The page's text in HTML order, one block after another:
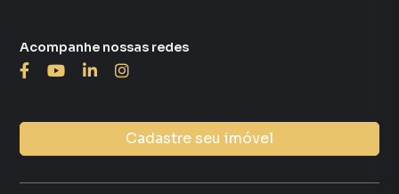
Cadastre seu imóvel
Acompanhe nossas redes